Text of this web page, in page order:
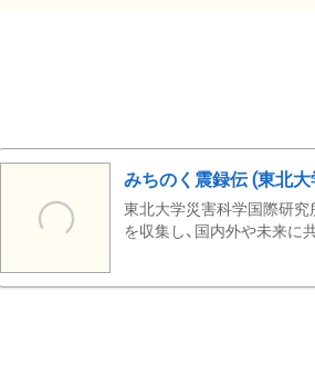
みちのく震録伝 (東北
東北大学災害科学国際研究
を収集し、国内外や未来に